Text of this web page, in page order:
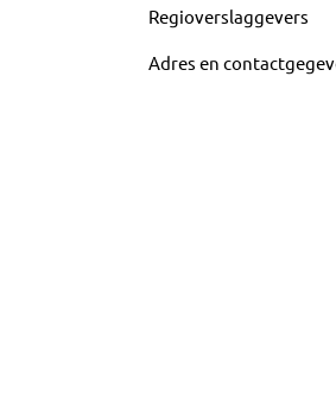
Regioverslaggevers
Adres en